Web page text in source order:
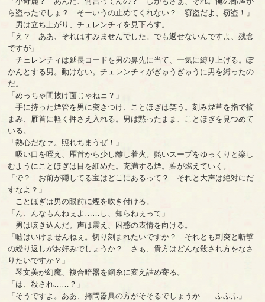
ら盗ったでしょ？ そーいうの止めてくれない？ 窃盗だよ、窃盗！」
男は立ち上がり、チェレンチィを見下ろす。
「え？ ああ、それはすみませんでした。でも返せないんですよ、残念
ですが」
チェレンチィは延長コードを男の鼻先に当て、一気に縛り上げる。ぽ
かんとする男。動けない。チェレンチィがぎゅうぎゅうに男を縛ったの
だ。
「めっちゃ間抜け面じゃねェ？」
手に持った煙管を男に突きつけ、ことほぎは笑う。刻み煙草を指で摘
まみ、雁首に軽く押さえ入れる。男は黙ったまま、ことほぎを見つめて
いる。
「熱心だなァ。照れちまうぜ！」
吸い口を咥え、雁首から少し離し着火。熱いスープをゆっくりと楽し
むようにことほぎは目を細めた。充満する煙。葉が燃えていく。
「で？ お前が隠してる宝はどこにあるって？ それと大声は絶対にだ
すなよ？」
ことほぎは男の眼前に煙を吹き付ける。
「ん、んなもんねぇよ……し、知らねぇって」
男は咳き込んだ。声は震え、困惑の表情を向ける。
「嘘はいけませんねぇ。切り刻まれたいですか？ それとも刺突と斬撃
の繰り返しがお好みでしょうか？ さぁ、貴方はどんな殺され方をなさ
りたいですか？」
琴文美が幻魔、複合暗器を鋼糸に変え詰め寄る。
「は、殺され……？」
「そうですよ。ああ、拷問器具の方がそそるでしょうか……ふふふ」